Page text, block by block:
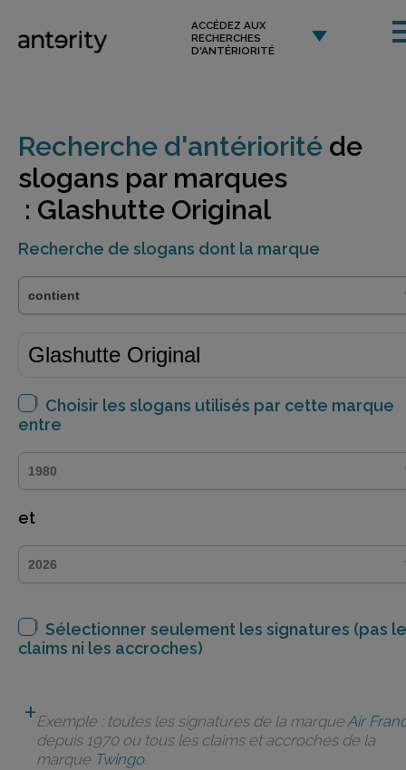
ACCÉDEZ AUX
RECHERCHES
D'ANTÉRIORITÉ
Recherche d'antériorité de
slogans par marques
: Glashutte Original
Recherche de slogans dont la marque
Choisir les slogans utilisés par cette marque
entre
et
Sélectionner seulement les signatures (pas
claims ni les accroches)
Exemple : toutes les signatures de la marqueAir
depuis 1970 ou tous les claims et accroches de la
marque Twingo.